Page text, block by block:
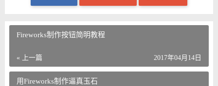
Fireworks制作按钮简明教程
« 上一篇 2017年04月14日
用Fireworks制作逼真玉石